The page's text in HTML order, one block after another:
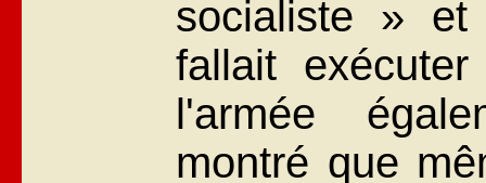
socialiste »
fallait
l'armée
montré que